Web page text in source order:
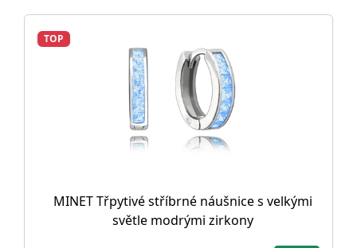
TOP
MINET Třpytivé stříbrné náušnice s velkými
světle modrými zirkony